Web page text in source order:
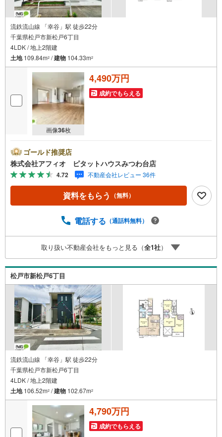
流鉄流山線 「幸谷」駅 徒歩22分
千葉県松戸市新松戸6丁目
4LDK / 地上2階建
土地109.84m2 /建物 104.33m2
画像36枚
4,490万円
成約でもらえる
ゴールド推奨店
株式会社アフィオ ピタットハウスみつわ台店
4.72 不動産会社レビュー 36件
資料をもらう （無料）
電話する （通話料無料）
取り扱い不動産会社をもっと見る（全1社）
松戸市新松戸6丁目
流鉄流山線 「幸谷」駅 徒歩22分
千葉県松戸市新松戸6丁目
4LDK / 地上2階建
土地106.52m2 /建物 102.67m2
4,790万円
成約でもらえる